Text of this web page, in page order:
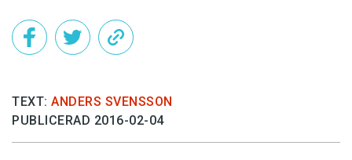
TEXT: ANDERS SVENSSON
PUBLICERAD 2016-02-04